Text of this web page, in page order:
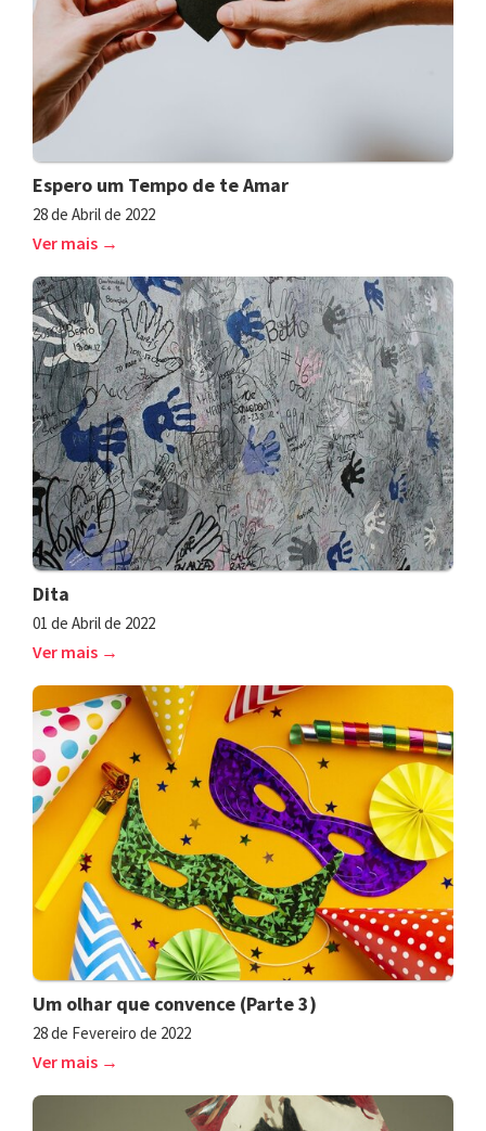
Espero um Tempo de te Amar
28 de Abril de 2022
Ver mais →
Dita
01 de Abril de 2022
Ver mais →
Um olhar que convence (Parte 3)
28 de Fevereiro de 2022
Ver mais →